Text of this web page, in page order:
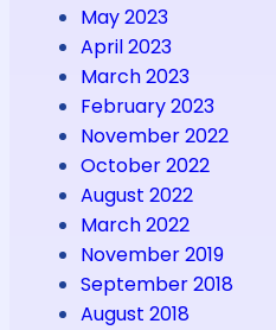
May 2023
April 2023
March 2023
February 2023
November 2022
October 2022
August 2022
March 2022
November 2019
September 2018
August 2018